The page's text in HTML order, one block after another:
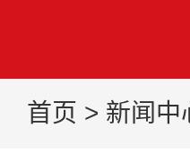
首页 > 新闻中